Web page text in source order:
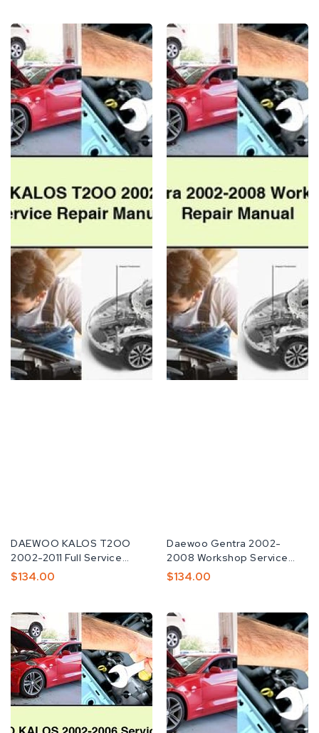
DAEWOO
KALOS
T2OO
2002-
2011
Full
Service
Repair
공
급
업
DAEWOO KALOS T2OO
2002-2011 Full Service
Repair Manual
정
$134.00
Daewoo
Gentra
2002-
2008
Workshop
Service
Repair
Manual
공
급
업
Daewoo Gentra 2002-
2008 Workshop Service
Repair Manual
정
$134.00
DAEWOO
KALOS
2002-
2006
Service
Repair
DAEWOO
MATIZ
KALOS
NUBIRA
/
LACETTI
TACUMA